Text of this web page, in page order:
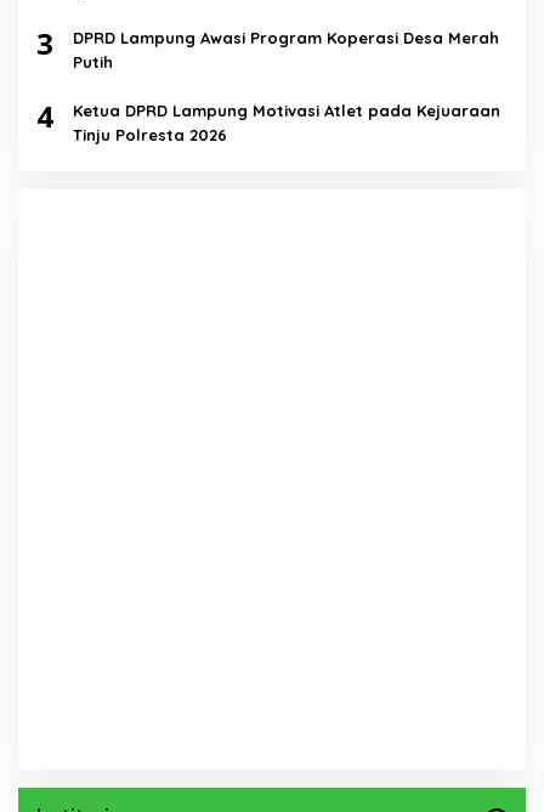
3
DPRD Lampung Awasi Program Koperasi Desa Merah
Putih
4
Ketua DPRD Lampung Motivasi Atlet pada Kejuaraan
Tinju Polresta 2026